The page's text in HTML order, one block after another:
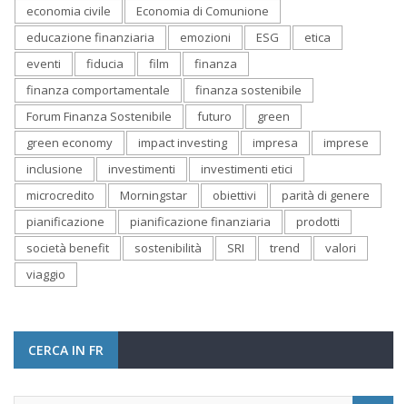
economia civile
Economia di Comunione
educazione finanziaria
emozioni ESG
etica
eventi
fiducia film
finanza
finanza comportamentale
finanza sostenibile
Forum Finanza Sostenibile
futuro
green
green economy
impact investing impresa
imprese
inclusione
investimenti
investimenti etici
microcredito
Morningstar obiettivi
parità di genere
pianificazione
pianificazione finanziaria
prodotti
società benefit
sostenibilità SRI trend
valori
viaggio
CERCA IN FR